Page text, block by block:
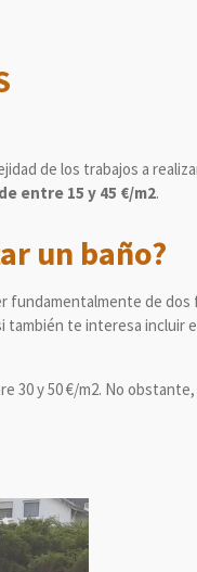
de los trabajos a
entre 15 y 45 €/m2.
un baño?
fundamentalmente de
también te interesa incluir
30 y 50 €/m2. No